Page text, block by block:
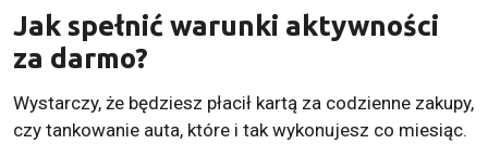
Jak spełnić warunki aktywności
za darmo?
Wystarczy, że będziesz płacił kartą za codzienne zakupy,
czy tankowanie auta, które i tak wykonujesz co miesiąc.